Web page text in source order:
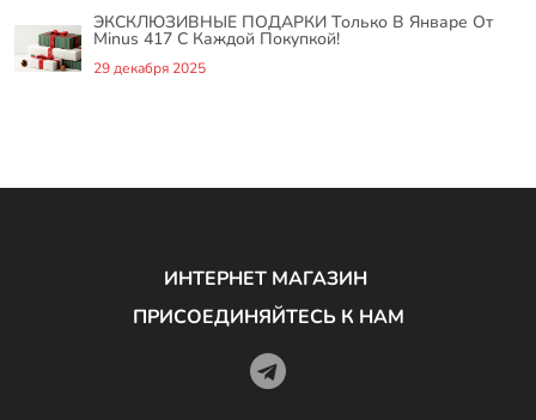
ЭКСКЛЮЗИВНЫЕ ПОДАРКИ Только В Январе От
Minus 417 С Каждой Покупкой!
29 декабря 2025
ИНТЕРНЕТ МАГАЗИН
ПРИСОЕДИНЯЙТЕСЬ К НАМ